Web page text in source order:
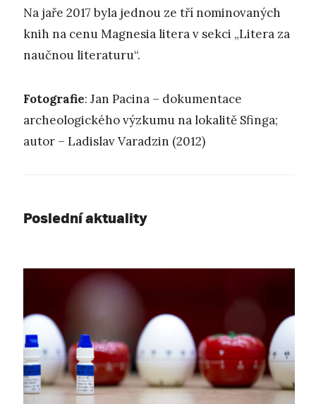
Na jaře 2017 byla jednou ze tří nominovaných
knih na cenu Magnesia litera v sekci „Litera za
naučnou literaturu“.
Fotografie: Jan Pacina – dokumentace
archeologického výzkumu na lokalitě Sfinga;
autor – Ladislav Varadzin (2012)
Poslední aktuality